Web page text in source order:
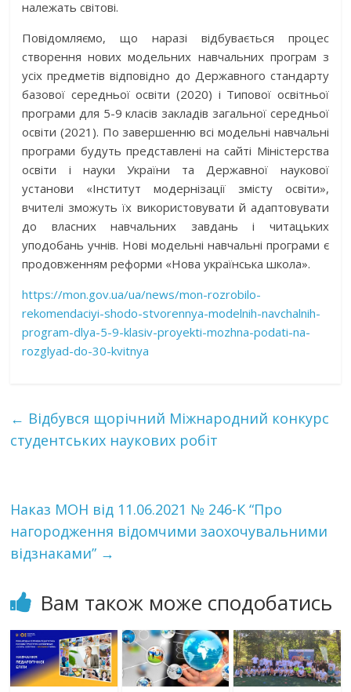
належать світові.
Повідомляємо, що наразі відбувається процес
створення нових модельних навчальних програм з
усіх предметів відповідно до Державного стандарту
базової середньої освіти (2020) і Типової освітньої
програми для 5-9 класів закладів загальної середньої
освіти (2021). По завершенню всі модельні навчальні
програми будуть представлені на сайті Міністерства
освіти і науки України та Державної наукової
установи «Інститут модернізації змісту освіти»,
вчителі зможуть їх використовувати й адаптовувати
до власних навчальних завдань і читацьких
уподобань учнів. Нові модельні навчальні програми є
продовженням реформи «Нова українська школа».
https://mon.gov.ua/ua/news/mon-rozrobilo-
rekomendaciyi-shodo-stvorennya-modelnih-navchalnih-
program-dlya-5-9-klasiv-proyekti-mozhna-podati-na-
rozglyad-do-30-kvitnya
← Відбувся щорічний Міжнародний конкурс
студентських наукових робіт
Наказ МОН від 11.06.2021 № 246-К “Про
нагородження відомчими заохочувальними
відзнаками” →
Вам також може сподобатись